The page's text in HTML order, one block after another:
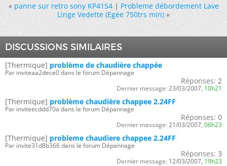
« panne sur retro sony KP41S4|Probleme débordement Lave
Linge Vedette (Egée 750trs min) »
DISCUSSIONS SIMILAIRES
[Thermique] problème de chaudière chappée
Par inviteaa2dece0 dans le forum Dépannage
Réponses: 2
Dernier message: 23/03/2007, 10h21
[Thermique] problème chaudière chappee 2.24FF
Par inviteecddd70a dans le forum Dépannage
Réponses: 0
Dernier message: 21/03/2007, 08h23
[Thermique] probleme chaudiere chappee 2.24FF
Par invite31d8b366 dans le forum Dépannage
Réponses: 3
Dernier message: 12/03/2007, 19h23